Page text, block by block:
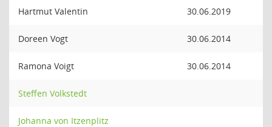
Hartmut Valentin 30.06.2019
Doreen Vogt 30.06.2014
Ramona Voigt 30.06.2014
Steffen Volkstedt
Johanna von Itzenplitz